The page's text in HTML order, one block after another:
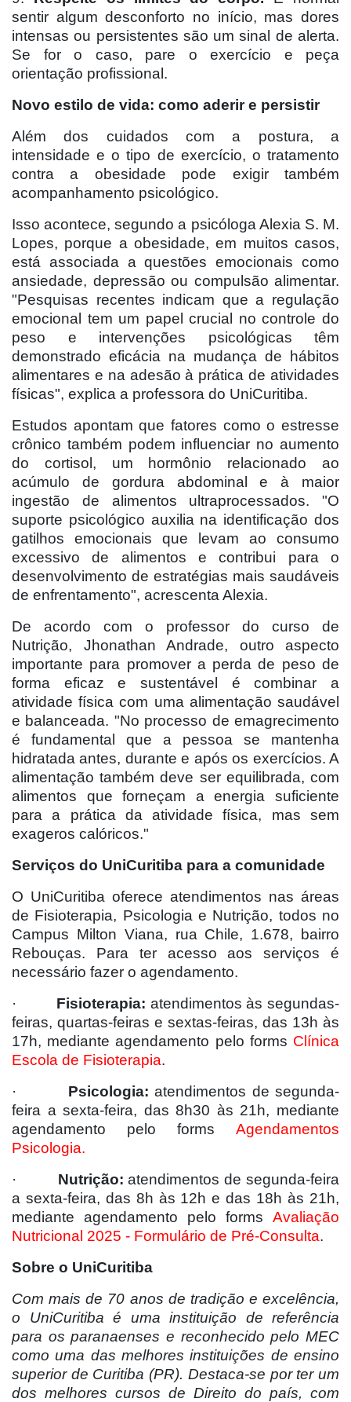
sentir algum desconforto no início, mas dores
intensas ou persistentes são um sinal de alerta.
Se for o caso, pare o exercício e peça
orientação profissional.
Novo estilo de vida: como aderir e persistir
Além dos cuidados com a postura, a
intensidade e o tipo de exercício, o tratamento
contra a obesidade pode exigir também
acompanhamento psicológico.
Isso acontece, segundo a psicóloga Alexia S. M.
Lopes, porque a obesidade, em muitos casos,
está associada a questões emocionais como
ansiedade, depressão ou compulsão alimentar.
"Pesquisas recentes indicam que a regulação
emocional tem um papel crucial no controle do
peso e intervenções psicológicas têm
demonstrado eficácia na mudança de hábitos
alimentares e na adesão à prática de atividades
físicas", explica a professora do UniCuritiba.
Estudos apontam que fatores como o estresse
crônico também podem influenciar no aumento
do cortisol, um hormônio relacionado ao
acúmulo de gordura abdominal e à maior
ingestão de alimentos ultraprocessados. "O
suporte psicológico auxilia na identificação dos
gatilhos emocionais que levam ao consumo
excessivo de alimentos e contribui para o
desenvolvimento de estratégias mais saudáveis
de enfrentamento", acrescenta Alexia.
De acordo com o professor do curso de
Nutrição, Jhonathan Andrade, outro aspecto
importante para promover a perda de peso de
forma eficaz e sustentável é combinar a
atividade física com uma alimentação saudável
e balanceada. "No processo de emagrecimento
é fundamental que a pessoa se mantenha
hidratada antes, durante e após os exercícios. A
alimentação também deve ser equilibrada, com
alimentos que forneçam a energia suficiente
para a prática da atividade física, mas sem
exageros calóricos."
Serviços do UniCuritiba para a comunidade
O UniCuritiba oferece atendimentos nas áreas
de Fisioterapia, Psicologia e Nutrição, todos no
Campus Milton Viana, rua Chile, 1.678, bairro
Rebouças. Para ter acesso aos serviços é
necessário fazer o agendamento.
· Fisioterapia: atendimentos às segundas-
feiras, quartas-feiras e sextas-feiras, das 13h às
17h, mediante agendamento pelo forms Clínica
Escola de Fisioterapia.
· Psicologia: atendimentos de segunda-
feira a sexta-feira, das 8h30 às 21h, mediante
agendamento pelo forms Agendamentos
Psicologia.
· Nutrição: atendimentos de segunda-feira
a sexta-feira, das 8h às 12h e das 18h às 21h,
mediante agendamento pelo forms Avaliação
Nutricional 2025 - Formulário de Pré-Consulta.
Sobre o UniCuritiba
Com mais de 70 anos de tradição e excelência,
o UniCuritiba é uma instituição de referência
para os paranaenses e reconhecido pelo MEC
como uma das melhores instituições de ensino
superior de Curitiba (PR). Destaca-se por ter um
dos melhores cursos de Direito do país, com